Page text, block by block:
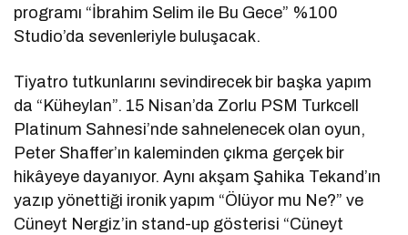
programı “İbrahim Selim ile Bu Gece” %100
Studio’da sevenleriyle buluşacak.
Tiyatro tutkunlarını sevindirecek bir başka yapım
da “Küheylan”. 15 Nisan’da Zorlu PSM Turkcell
Platinum Sahnesi’nde sahnelenecek olan oyun,
Peter Shaffer’ın kaleminden çıkma gerçek bir
hikâyeye dayanıyor. Aynı akşam Şahika Tekand’ın
yazıp yönettiği ironik yapım “Ölüyor mu Ne?” ve
Cüneyt Nergiz’in stand-up gösterisi “Cüneyt